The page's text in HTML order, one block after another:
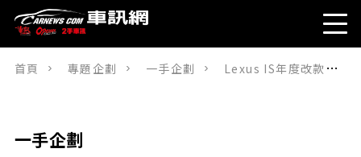
首頁 專題企劃 一手企劃 Lexus IS年度改款情報!日本從7月下旬開始接單
一手企劃